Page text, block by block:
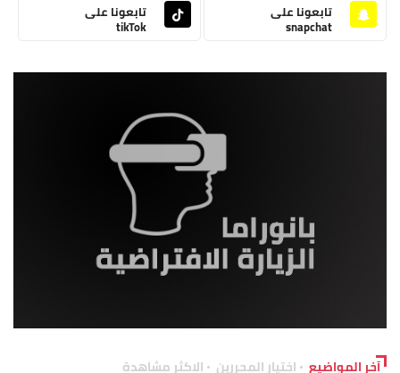
تابعونا على
snapchat
تابعونا على
tikTok
آخر المواضيع اختيار المحررين الاكثر مشاهدة